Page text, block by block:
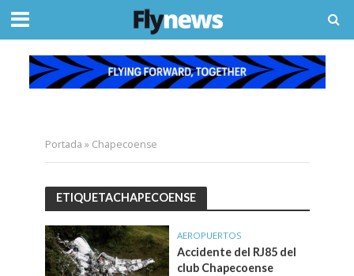
Portada » Chapecoense
ETIQUETACHAPECOENSE
AEROPUERTOS
Accidente del RJ85 del
club Chapecoense